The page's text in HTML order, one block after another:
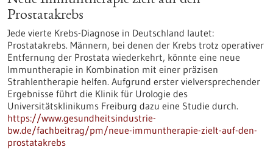
Prostatakrebs
Jede vierte Krebs-Diagnose in Deutschland lautet:
Prostatakrebs. Männern, bei denen der Krebs trotz operativer
Entfernung der Prostata wiederkehrt, könnte eine neue
Immuntherapie in Kombination mit einer präzisen
Strahlentherapie helfen. Aufgrund erster vielversprechender
Ergebnisse führt die Klinik für Urologie des
Universitätsklinikums Freiburg dazu eine Studie durch.
https://www.gesundheitsindustrie-
bw.de/fachbeitrag/pm/neue-immuntherapie-zielt-auf-den-
prostatakrebs